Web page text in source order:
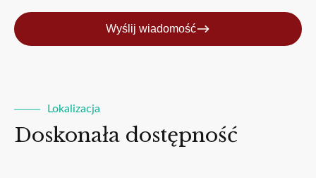
Wyślij wiadomość
Lokalizacja
Doskonała dostępność